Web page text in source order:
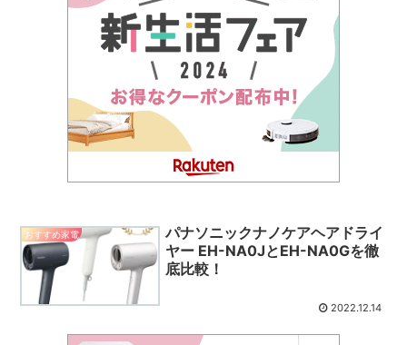
おすすめ家電
パナソニックナノケアヘアドライ
ヤー EH-NA0JとEH-NA0Gを徹
底比較！
2022.12.14